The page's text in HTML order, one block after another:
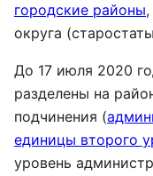
городские районы
округа
До 17 июля 2020
разделены на
подчинения (
единицы второго
уровень